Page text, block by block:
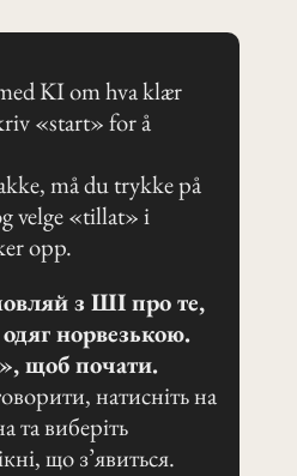
KI om hva klær
«start» for å
må du trykke på
velge «tillat» i
opp.
з ШІ про те,
норвезькою.
щоб почати.
натисніть на
та виберіть
що з’явиться.